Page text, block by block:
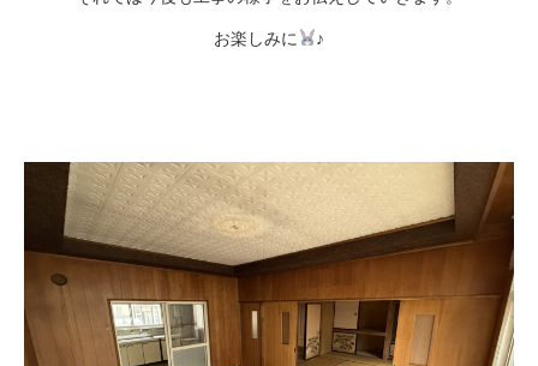
お楽しみに ♪